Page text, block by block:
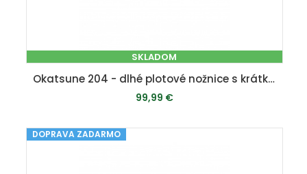
SKLADOM
Okatsune 204 - dlhé plotové nožnice s krátkymi čepeľami
99,99 €
PRIDAŤ DO KOŠÍKA
DOPRAVA ZADARMO